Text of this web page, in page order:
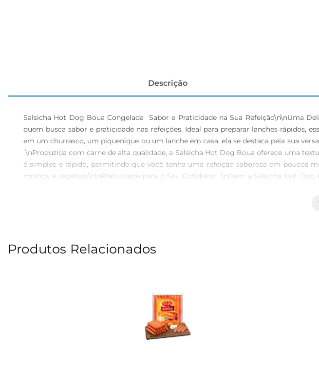
Descrição
Salsicha Hot Dog Boua Congelada  Sabor e Praticidade na Sua Refeição\n\nUma
quem busca sabor e praticidade nas refeições. Ideal para preparar lanches rápidos,
em um churrasco, um piquenique ou um lanche em casa, ela se destaca pela sua
\nProduzida com carne de alta qualidade, a Salsicha Hot Dog Boua oferece uma
é simples e rápido, permitindo que você tenha uma refeição saborosa em poucos
molhos e vegetais.\n\nPraticidade para o Seu Cotidiano  \nCom a Salsicha Hot
paraquem tem uma rotina agitada e não quer abrir mão de uma alimentação
família ou para preparar porções generosas em encontros com amigos. Não deixe de
Produtos Relacionados